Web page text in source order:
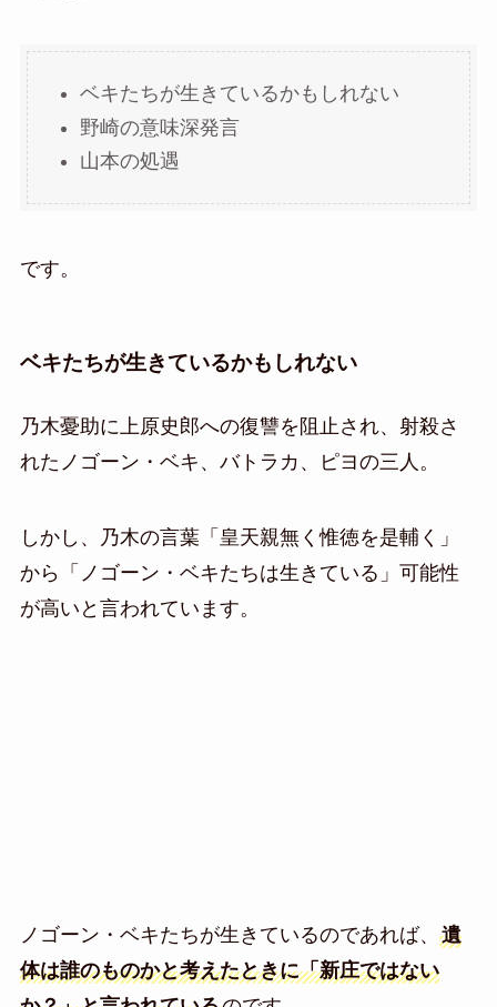
ベキたちが生きているかもしれない
野崎の意味深発言
山本の処遇
です。
ベキたちが生きているかもしれない
乃木憂助に上原史郎への復讐を阻止され、射殺さ
れたノゴーン・ベキ、バトラカ、ピヨの三人。
しかし、乃木の言葉「皇天親無く惟徳を是輔く」
から「ノゴーン・ベキたちは生きている」可能性
が高いと言われています。
ノゴーン・ベキたちが生きているのであれば、 遺
体は誰のものかと考えたときに「新庄ではない